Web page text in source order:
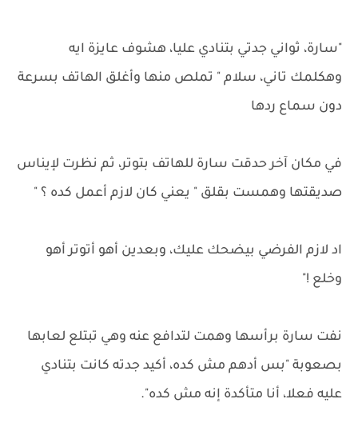
"سارة، ثواني جدتي بتنادي عليا، هشوف عايزة ايه
وهكلمك تاني، سلام " تملص منها وأغلق الهاتف بسرعة
دون سماع ردها
في مكان آخر حدقت سارة للهاتف بتوتر، ثم نظرت لإيناس
صديقتها وهمست بقلق " يعني كان لازم أعمل كده ؟ "
اد لازم الفرضي بيضحك عليك، وبعدين أهو أتوتر أهو
وخلع !"
نفت سارة برأسها وهمت لتدافع عنه وهي تبتلع لعابها
بصعوبة "بس أدهم مش كده، أكيد جدته كانت بتنادي
عليه فعلا، أنا متأكدة إنه مش كده".